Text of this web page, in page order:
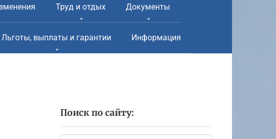
Труд и отдых Документы
Льготы, выплаты и гарантии Информация
Поиск по сайту: